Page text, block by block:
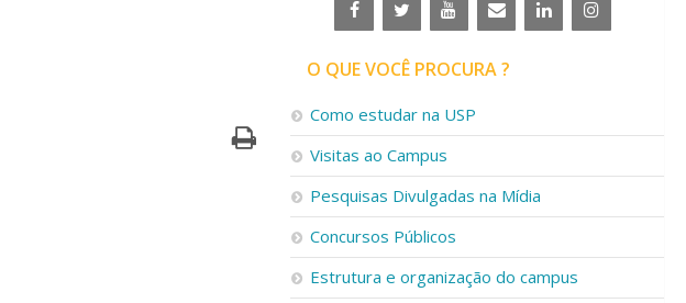
O QUE VOCÊ PROCURA ?
Como estudar na USP
Visitas ao Campus
Pesquisas Divulgadas na Mídia
Concursos Públicos
Estrutura e organização do campus